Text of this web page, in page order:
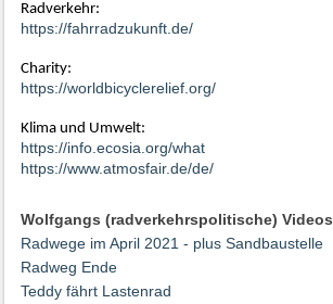
Radverkehr:
https://fahrradzukunft.de/
Charity:
https://worldbicyclerelief.org/
Klima und Umwelt:
https://info.ecosia.org/what
https://www.atmosfair.de/de/
Wolfgangs (radverkehrspolitische) Videos
Radwege im April 2021 - plus Sandbaustelle
Radweg Ende
Teddy fährt Lastenrad